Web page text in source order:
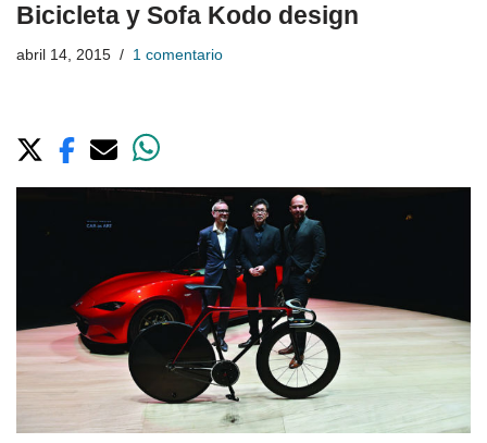
Bicicleta y Sofa Kodo design
abril 14, 2015 1 comentario